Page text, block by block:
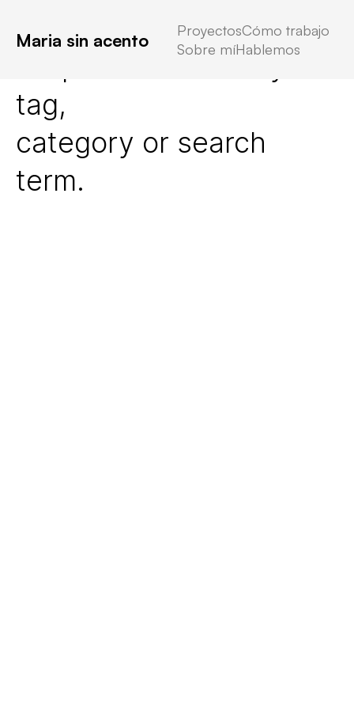
Maria sin acento ProyectosCómo trabajo
Sobre míHablemos
No posts found for your
tag,
category or search
term.